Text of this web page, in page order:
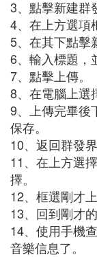
3、點擊新建群
4、在上方選項
5、在其下點擊
6、輸入標題，
7、點擊上傳。
8、在電腦上選
9、上傳完畢後
保存。
10、返回群發
11、在上方選
擇。
12、框選剛才
13、回到剛才
14、使用手機
音樂信息了。